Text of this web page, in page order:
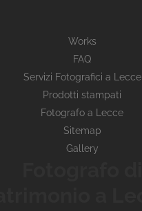
Works
FAQ
Servizi Fotografici a Lecce
Prodotti stampati
Fotografo a Lecce
Sitemap
Gallery